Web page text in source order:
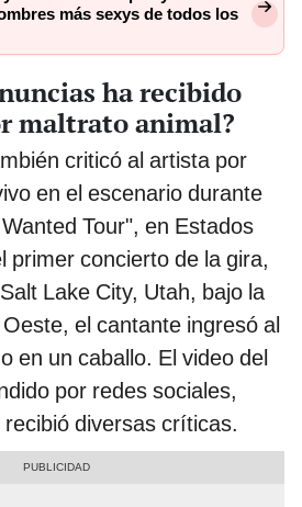
más sexys de todos los
ha recibido
maltrato animal?
criticó al artista por
en el escenario durante
Tour", en Estados
primer concierto de la gira,
Lake City, Utah, bajo la
el cantante ingresó al
en un caballo. El video del
por redes sociales,
diversas críticas.